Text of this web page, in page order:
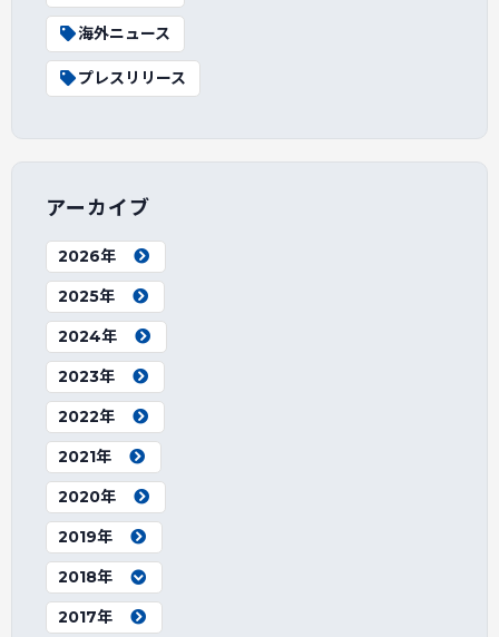
海外ニュース
プレスリリース
アーカイブ
2026年
2025年
2024年
2023年
2022年
2021年
2020年
2019年
2018年
2017年